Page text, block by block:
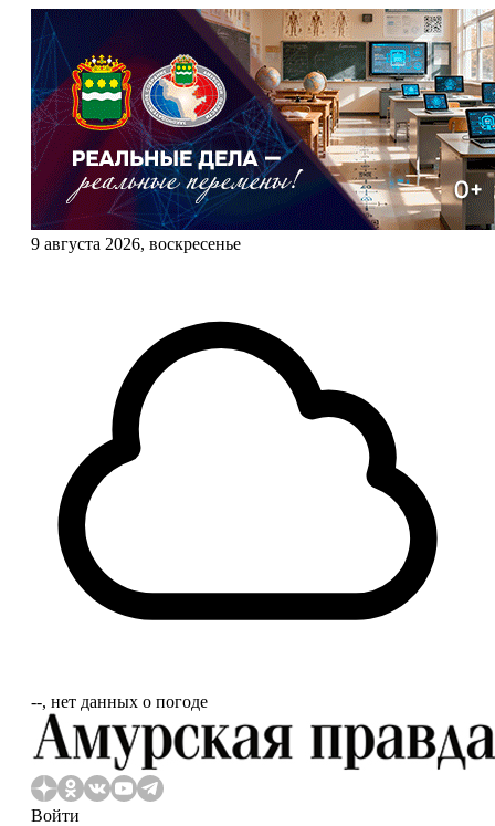
9 августа 2026, воскресенье
‐‐, нет данных о погоде
Войти